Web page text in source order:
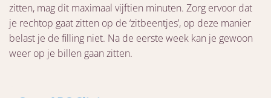
zitten, mag dit maximaal vijftien minuten. Zorg ervoor dat
je rechtop gaat zitten op de ‘zitbeentjes’, op deze manier
belast je de filling niet. Na de eerste week kan je gewoon
weer op je billen gaan zitten.